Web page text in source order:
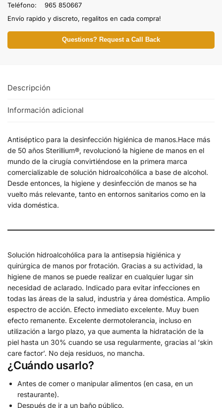
Teléfono: 965 850667
Envío rapido y discreto, regalitos en cada compra!
Questions? Request a Call Back
Descripción
Información adicional
Antiséptico para la desinfección higiénica de manos.Hace más
de 50 años Sterillium®, revolucionó la higiene de manos en el
mundo de la cirugía convirtiéndose en la primera marca
comercializable de solución hidroalcohólica a base de alcohol.
Desde entonces, la higiene y desinfección de manos se ha
vuelto más relevante, tanto en entornos sanitarios como en la
vida doméstica.
Solución hidroalcohólica para la antisepsia higiénica y
quirúrgica de manos por frotación. Gracias a su actividad, la
higiene de manos se puede realizar en cualquier lugar sin
necesidad de aclarado. Indicado para evitar infecciones en
todas las áreas de la salud, industria y área doméstica. Amplio
espectro de acción. Efecto inmediato excelente. Muy buen
efecto remanente. Excelente dermotolerancia, incluso en
utilización a largo plazo, ya que aumenta la hidratación de la
piel hasta un 30% cuando se usa regularmente, gracias al ‘skin
care factor’. No deja residuos, no mancha.
¿Cuándo usarlo?
Antes de comer o manipular alimentos (en casa, en un
restaurante).
Después de ir a un baño público.